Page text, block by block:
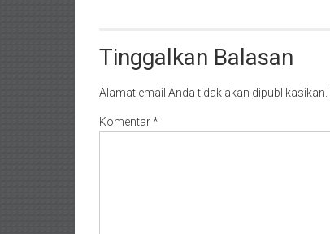
Tinggalkan Balasan
Alamat email Anda tidak akan dipublikasikan.
Komentar*